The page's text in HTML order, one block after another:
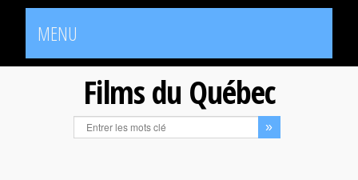
MENU
Films du Québec